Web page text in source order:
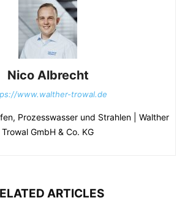
Nico Albrecht
www.walther-trowal.de
Prozesswasser und Strahlen | Walther
Trowal GmbH & Co. KG
ARTICLES